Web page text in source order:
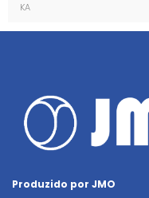
KA
Produzido por JMO